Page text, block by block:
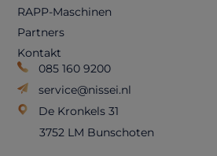
RAPP-Maschinen
Partners
Kontakt
085 160 9200
service@nissei.nl
De Kronkels 31
3752 LM Bunschoten